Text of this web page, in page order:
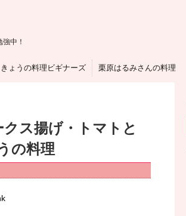
中！
きょうの料理ビギナーズ 栗原はるみさんの料理
ス揚げ・トマトと
の料理